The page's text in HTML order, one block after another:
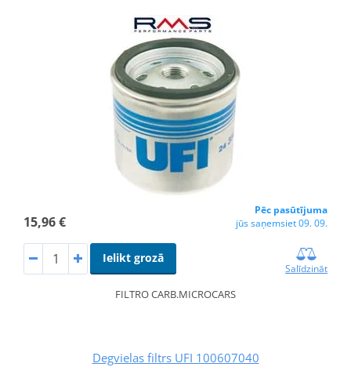
15,96 €
Pēc pasūtījuma
jūs saņemsiet 09. 09.
Ielikt grozā
Salīdzināt
FILTRO CARB.MICROCARS
Degvielas filtrs UFI 100607040